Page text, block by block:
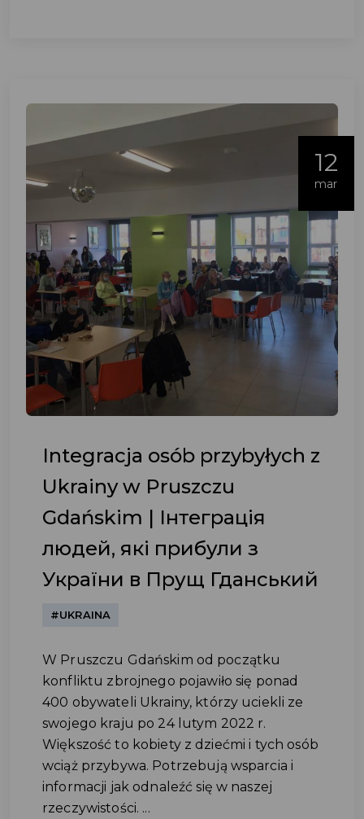
12
mar
Integracja osób przybyłych z
Ukrainy w Pruszczu
Gdańskim | Інтеграція
людей, які прибули з
України в Прущ Гданський
#UKRAINA
W Pruszczu Gdańskim od początku
konfliktu zbrojnego pojawiło się ponad
400 obywateli Ukrainy, którzy uciekli ze
swojego kraju po 24 lutym 2022 r.
Większość to kobiety z dziećmi i tych osób
wciąż przybywa. Potrzebują wsparcia i
informacji jak odnaleźć się w naszej
rzeczywistości. ...